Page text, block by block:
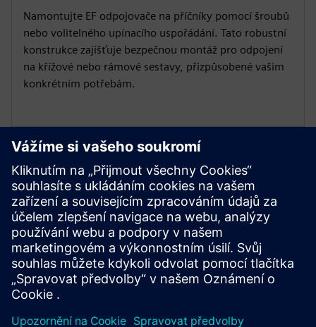
Namontujte EF odpojovače na příčníky pomocí šroubů
nebo volitelného upínacího uspořádání. Tato robustní
konstrukce zajišťuje bezpečnou montáž pro odpojení
na křížové nebo rámové sestavy, přizpůsobené vašim
konkrétním potřebám.
Přizpůsobte si své řešení
Pro bezpečný provoz použijte háčky pro odlomení
zátěže. Vyberte si mezi polymerovými nebo
porcelánovými izolátory, které splňují vaše specifické
požadavky aplikace pro zvýšenou spolehlivost.